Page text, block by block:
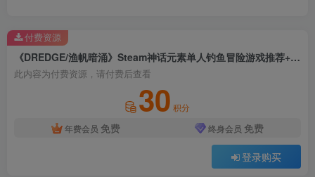
《DREDGE/渔帆暗涌》Steam神话元素单人钓鱼冒险游戏推荐+详细攻略+玩法机制+实用技巧‌
此内容为付费资源，请付费后查看
30 积分
年费会员 免费 终身会员 免费
登录购买
付费资源